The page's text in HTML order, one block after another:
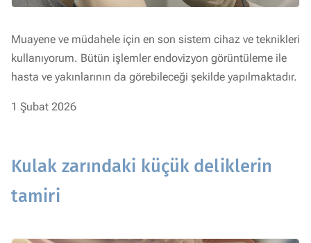
Muayene ve müdahele için en son sistem cihaz ve teknikleri
kullanıyorum. Bütün işlemler endovizyon görüntüleme ile
hasta ve yakınlarının da görebileceği şekilde yapılmaktadır.
1 Şubat 2026
Kulak zarındaki küçük deliklerin
tamiri